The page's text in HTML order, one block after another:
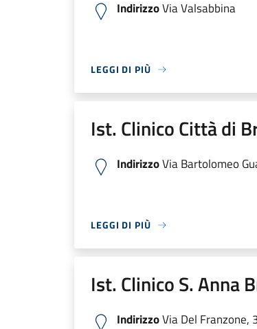
IndirizzoVia Valsabbina
LEGGI DI PIÙ
Ist. Clinico Città di
IndirizzoVia Bartolomeo
LEGGI DI PIÙ
Ist. Clinico S. Anna
IndirizzoVia Del Franzone,